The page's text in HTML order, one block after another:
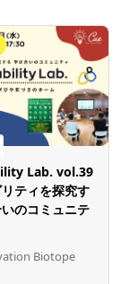
Lab. vol.39
ティを探究す
のコミュニテ
Biotope